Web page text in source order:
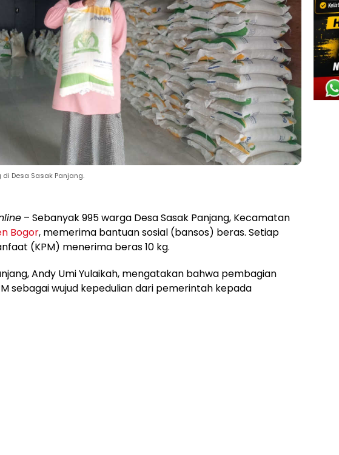
Desa Sasak Panjang.
– Sebanyak 995 warga Desa Sasak Panjang, Kecamatan
Bogor, memerima bantuan sosial (bansos) beras. Setiap
(KPM) menerima beras 10 kg.
Andy Umi Yulaikah, mengatakan bahwa pembagian
sebagai wujud kepedulian dari pemerintah kepada